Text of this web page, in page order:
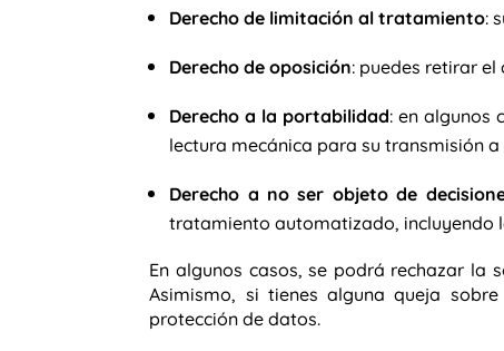
Derecho de limitación al tratamiento:
Derecho de oposición: puedes retirar
Derecho a la portabilidad: en algunos
lectura mecánica para su transmisión
Derecho a no ser objeto de
tratamiento automatizado, incluyendo
En algunos casos, se podrá rechazar la
Asimismo, si tienes alguna queja
protección de datos.